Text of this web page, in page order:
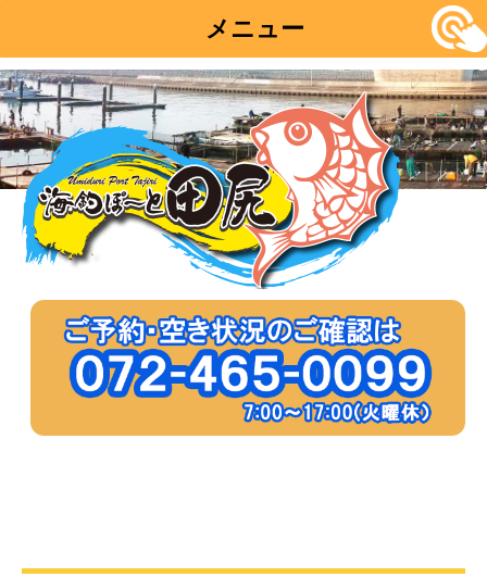
メニュー
コ
ン
テ
ン
ツ